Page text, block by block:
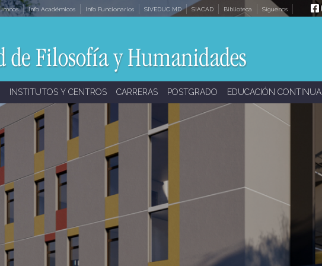
Info Académicos Info Funcionarios SIVEDUC MD SIACAD Biblioteca Síguenos
INSTITUTOS Y CENTROS CARRERAS POSTGRADO EDUCACIÓN CONTINUA